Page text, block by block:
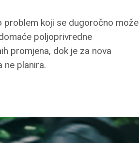
problem koji se dugoročno može
poljoprivredne
promjena, dok je za nova
ne planira.